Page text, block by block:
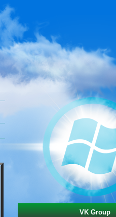
VK Group